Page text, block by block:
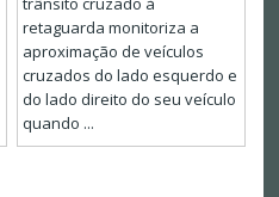
retaguarda monitoriza a
aproximação de veículos
cruzados do lado esquerdo e
do lado direito do seu veículo
quando ...